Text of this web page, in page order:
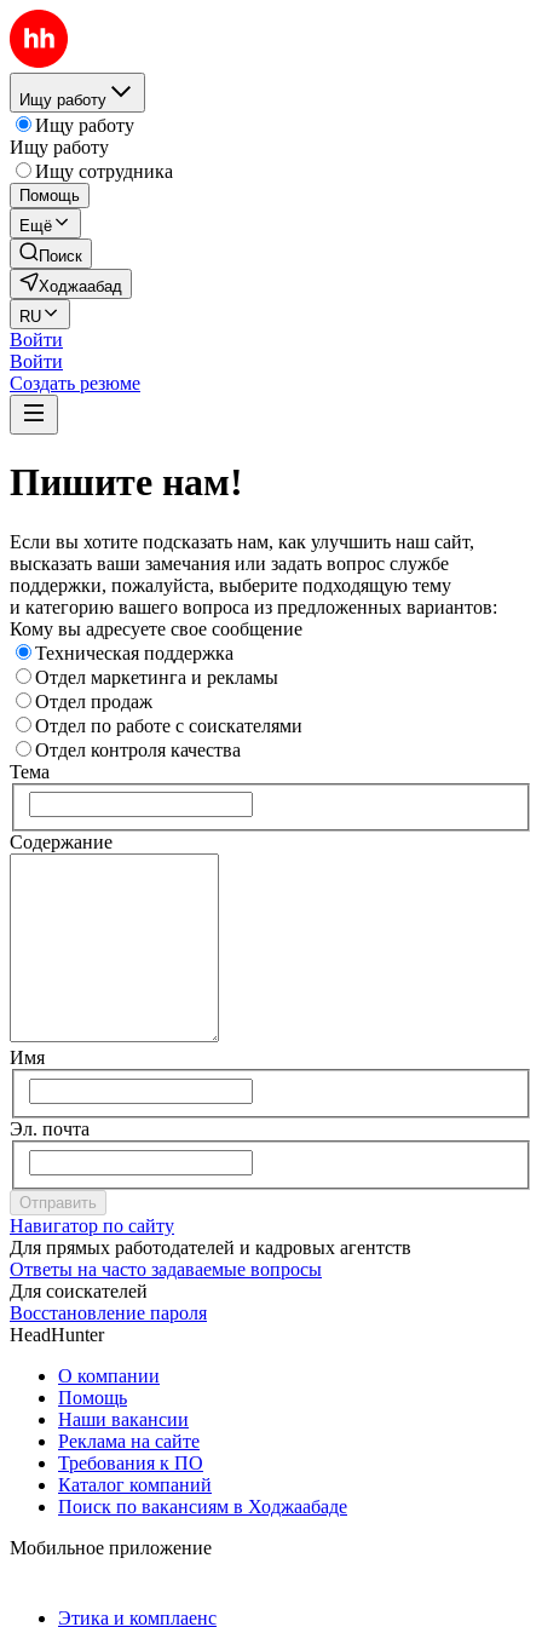
Ищу работу
Ищу работу
Ищу работу
Ищу сотрудника
Помощь
Ещё
Поиск
Ходжаабад
RU
Войти
Войти
Создать резюме
Пишите нам!
Если вы хотите подсказать нам, как улучшить наш сайт,
высказать ваши замечания или задать вопрос службе
поддержки, пожалуйста, выберите подходящую тему
и категорию вашего вопроса из предложенных вариантов:
Кому вы адресуете свое сообщение
Техническая поддержка
Отдел маркетинга и рекламы
Отдел продаж
Отдел по работе с соискателями
Отдел контроля качества
Тема
Содержание
Имя
Эл. почта
Отправить
Навигатор по сайту
Для прямых работодателей и кадровых агентств
Ответы на часто задаваемые вопросы
Для соискателей
Восстановление пароля
HeadHunter
О компании
Помощь
Наши вакансии
Реклама на сайте
Требования к ПО
Каталог компаний
Поиск по вакансиям в Ходжаабаде
Мобильное приложение
Этика и комплаенс